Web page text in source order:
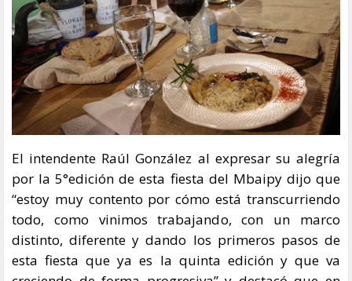
El intendente Raúl González al expresar su alegría
por la 5°edición de esta fiesta del Mbaipy dijo que
“estoy muy contento por cómo está transcurriendo
todo, como vinimos trabajando, con un marco
distinto, diferente y dando los primeros pasos de
esta fiesta que ya es la quinta edición y que va